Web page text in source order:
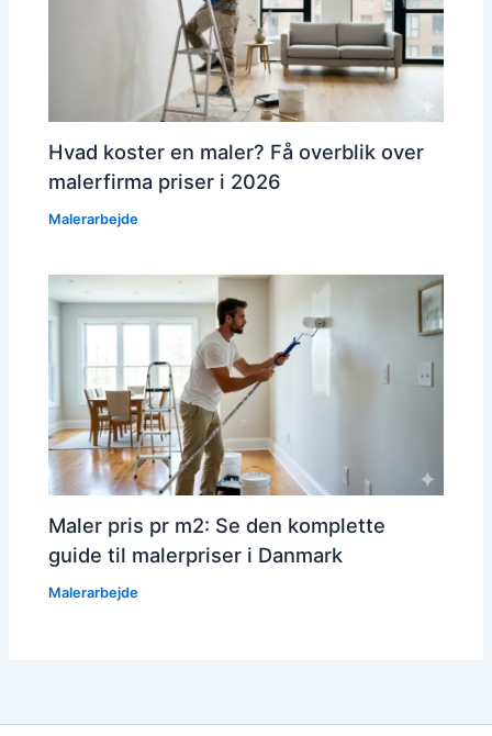
Hvad koster en maler? Få overblik over
malerfirma priser i 2026
Malerarbejde
Maler pris pr m2: Se den komplette
guide til malerpriser i Danmark
Malerarbejde